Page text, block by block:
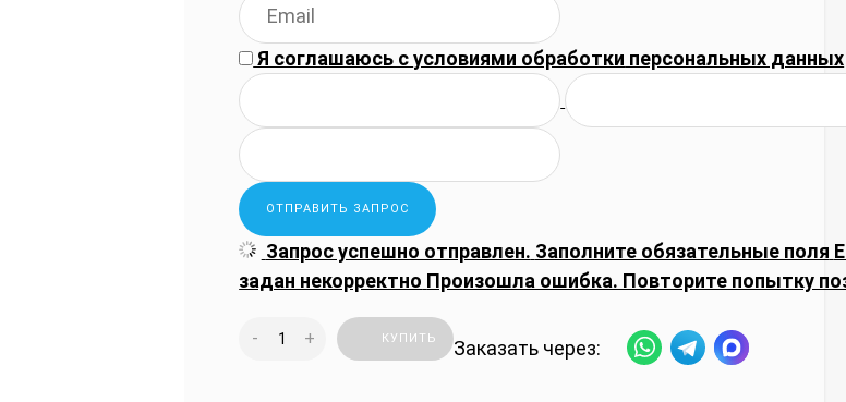
Я соглашаюсь сусловиями обработки персональных данных
Запрос успешно отправлен. Заполните обязательные поля
задан некорректно Произошла ошибка. Повторите попытку
- + КУПИТЬ Заказать через: